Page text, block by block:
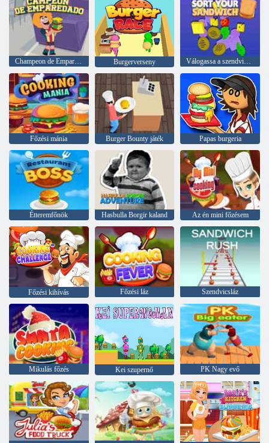
Champeon de Emparedado Burgerverseny Válogassa a szendvicset
Főzési mánia Burger Bounty játék Papas burgeria
Étteremfőnök Hasbulla Borgir kaland Az én mini főzésem
Főzési kihívás Főzési láz Szendvicsláz
Mikulás főzés Kei szupernő PK Nagy evő